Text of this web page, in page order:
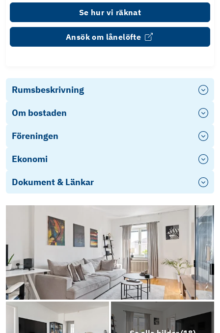
Se hur vi räknat
Ansök om lånelöfte
Rumsbeskrivning
Om bostaden
Föreningen
Ekonomi
Dokument & Länkar
Objektsbeskrivning